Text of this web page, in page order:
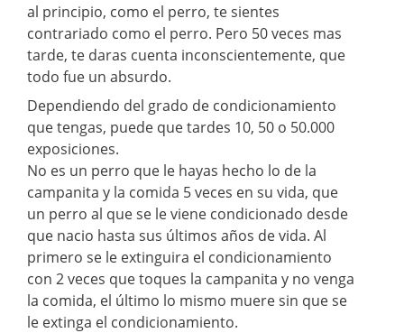
al principio, como el perro, te sientes
contrariado como el perro. Pero 50 veces mas
tarde, te daras cuenta inconscientemente, que
todo fue un absurdo.
Dependiendo del grado de condicionamiento
que tengas, puede que tardes 10, 50 o 50.000
exposiciones.
No es un perro que le hayas hecho lo de la
campanita y la comida 5 veces en su vida, que
un perro al que se le viene condicionado desde
que nacio hasta sus últimos años de vida. Al
primero se le extinguira el condicionamiento
con 2 veces que toques la campanita y no venga
la comida, el último lo mismo muere sin que se
le extinga el condicionamiento.